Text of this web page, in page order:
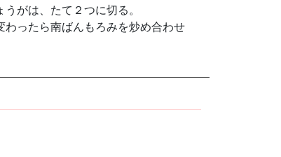
がは、たて２つに切る。
わったら南ばんもろみを炒め合わせ